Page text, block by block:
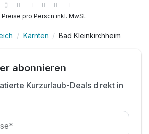
Wanderkarte & Fernglas*
im Haus
Card***
Zimmer
Preise pro Person inkl. MwSt.
Kärnten Bad Kleinkirchheim
abonnieren
Kurzurlaub-Deals direkt in